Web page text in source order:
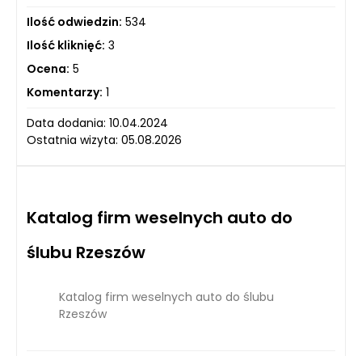
Ilość odwiedzin: 534
Ilość kliknięć: 3
Ocena: 5
Komentarzy: 1
Data dodania: 10.04.2024
Ostatnia wizyta: 05.08.2026
Katalog firm weselnych auto do
ślubu Rzeszów
Katalog firm weselnych auto do ślubu
Rzeszów